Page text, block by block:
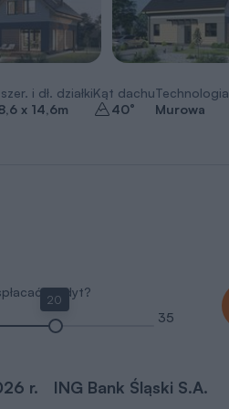
i dł. działki
x 14,6m
Kąt dachu
40°
Technologia
Murowa
kredyt?
20
35
r. ING Bank Śląski S.A.